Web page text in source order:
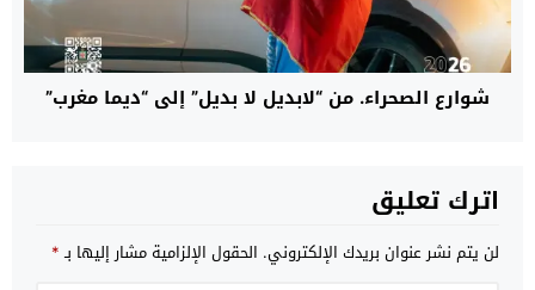
شوارع الصحراء. من “لابديل لا بديل” إلى “ديما مغرب”
اترك تعليق
لن يتم نشر عنوان بريدك الإلكتروني. الحقول الإلزامية مشار إليها بـ*